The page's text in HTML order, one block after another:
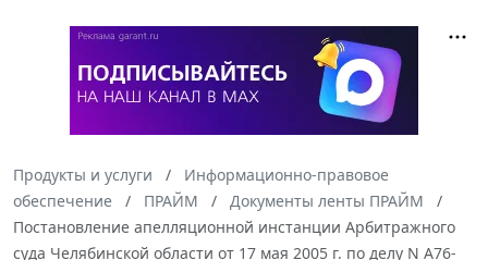
Продукты и услуги
Информационно-правовое
обеспечение
ПРАЙМ
Документы ленты ПРАЙМ
Постановление апелляционной инстанции Арбитражного
суда Челябинской области от 17 мая 2005 г. по делу N А76-